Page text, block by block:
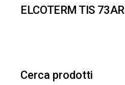
ELCOTERM TIS 73AR
Cerca prodotti